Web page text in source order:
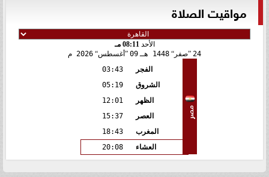
مواقيت الصلاة
الأحد 08:11 مـ
24
صفر 1448 هـ 09 أغسطس 2026 م
مصر
الفجر
03:43
الشروق
05:19
الظهر
12:01
العصر
15:37
المغرب
18:43
العشاء
20:08